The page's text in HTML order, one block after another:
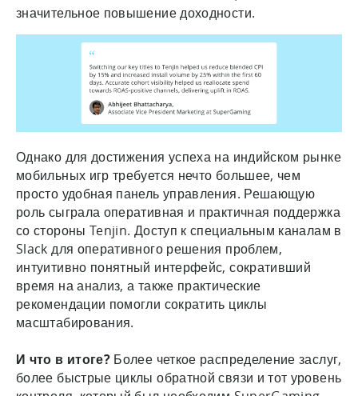
значительное повышение доходности.
Однако для достижения успеха на индийском рынке
мобильных игр требуется нечто большее, чем
просто удобная панель управления. Решающую
роль сыграла оперативная и практичная поддержка
со стороны Tenjin. Доступ к специальным каналам в
Slack для оперативного решения проблем,
интуитивно понятный интерфейс, сокративший
время на анализ, а также практические
рекомендации помогли сократить циклы
масштабирования.
И что в итоге? Более четкое распределение заслуг,
более быстрые циклы обратной связи и тот уровень